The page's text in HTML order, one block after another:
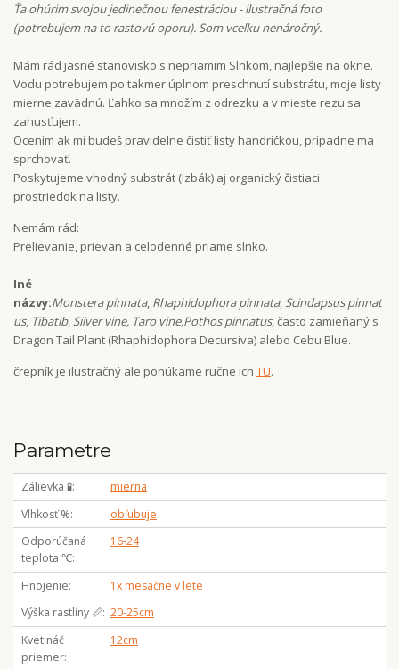
Ťa ohúrim svojou jedinečnou fenestráciou - ilustračná foto
(potrebujem na to rastovú oporu). Som vcelku nenáročný.
Mám rád jasné stanovisko s nepriamim Slnkom, najlepšie na okne.
Vodu potrebujem po takmer úplnom preschnutí substrátu, moje listy
mierne zavädnú. Ľahko sa množím z odrezku a v mieste rezu sa
zahusťujem.
Ocením ak mi budeš pravidelne čistiť listy handričkou, prípadne ma
sprchovať.
Poskytujeme vhodný substrát (Izbák) aj organický čistiaci
prostriedok na listy.
Nemám rád:
Prelievanie, prievan a celodenné priame slnko.
Iné
názvy:Monstera pinnata, Rhaphidophora pinnata, Scindapsus pinnat
us, Tibatib, Silver vine, Taro vine,Pothos pinnatus, často zamieňaný s
Dragon Tail Plant (Rhaphidophora Decursiva) alebo Cebu Blue.
črepník je ilustračný ale ponúkame ručne ich TU.
Parametre
Zálievka 🧪
mierna
Vlhkosť %
obľubuje
Odporúčaná
teplota ℃
16-24
Hnojenie
1x mesačne v lete
Výška rastliny 📏 20-25cm
Kvetináč
priemer
12cm